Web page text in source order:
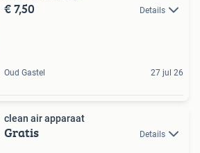
€ 7,50 Details
Oud Gastel 27 jul 26
clean air apparaat
Gratis Details